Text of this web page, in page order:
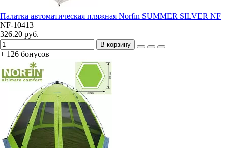
Палатка автоматическая пляжная Norfin SUMMER SILVER NF
NF-10413
326.20 руб.
В корзину
+ 126 бонусов